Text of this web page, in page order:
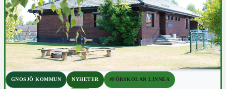
GNOSJÖ KOMMUN NYHETER #FÖRSKOLAN LINNEA